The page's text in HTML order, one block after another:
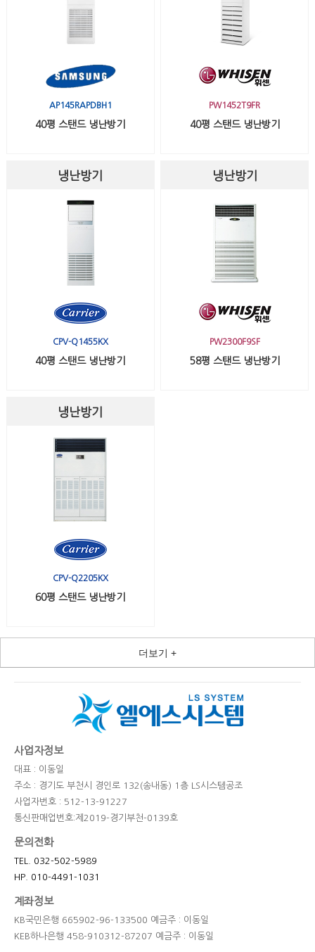
AP145RAPDBH1
40평 스탠드 냉난방기
PW1452T9FR
40평 스탠드 냉난방기
냉난방기
CPV-Q1455KX
40평 스탠드 냉난방기
냉난방기
PW2300F9SF
58평 스탠드 냉난방기
냉난방기
CPV-Q2205KX
60평 스탠드 냉난방기
더보기 +
사업자정보
대표 : 이동일
주소 : 경기도 부천시 경인로 132(송내동) 1층 LS시스템공조
사업자번호 : 512-13-91227
통신판매업번호:제2019-경기부천-0139호
문의전화
TEL. 032-502-5989
HP. 010-4491-1031
계좌정보
KB국민은행 665902-96-133500 예금주 : 이동일
KEB하나은행 458-910312-87207 예금주 : 이동일